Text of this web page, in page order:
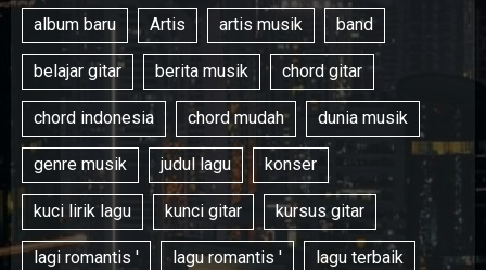
album baru Artis artis musik band
belajar gitar berita musik chord gitar
chord indonesia chord mudah dunia musik
genre musik judul lagu konser
kuci lirik lagu kunci gitar kursus gitar
lagi romantis ' lagu romantis ' lagu terbaik